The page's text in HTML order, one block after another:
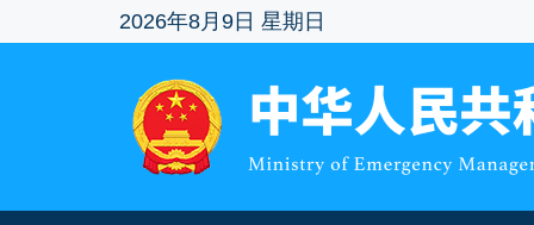
2026年8月9日 星期日